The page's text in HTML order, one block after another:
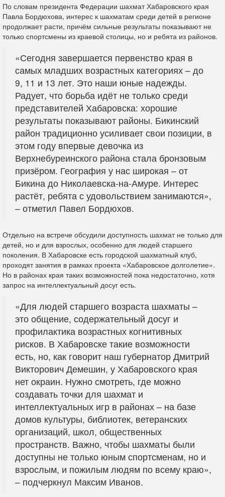
По словам президента Федерации шахмат Хабаровского края
Павла Бордюхова, интерес к шахматам среди детей в регионе
продолжает расти, причём сильные результаты показывают не
только спортсмены из краевой столицы, но и ребята из районов.
«Сегодня завершается первенство края в
самых младших возрастных категориях – до
9, 11 и 13 лет. Это наши юные надежды.
Радует, что борьба идёт не только среди
представителей Хабаровска: хорошие
результаты показывают районы. Бикинский
район традиционно усиливает свои позиции, в
этом году впервые девочка из
Верхнебуреинского района стала бронзовым
призёром. География у нас широкая – от
Бикина до Николаевска-на-Амуре. Интерес
растёт, ребята с удовольствием занимаются»,
– отметил Павел Бордюхов.
Отдельно на встрече обсудили доступность шахмат не только для
детей, но и для взрослых, особенно для людей старшего
поколения. В Хабаровске есть городской шахматный клуб,
проходят занятия в рамках проекта «Хабаровское долголетие».
Но в районах края таких возможностей пока недостаточно, хотя
запрос на интеллектуальный досуг есть.
«Для людей старшего возраста шахматы –
это общение, содержательный досуг и
профилактика возрастных когнитивных
рисков. В Хабаровске такие возможности
есть, но, как говорит наш губернатор Дмитрий
Викторович Демешин, у Хабаровского края
нет окраин. Нужно смотреть, где можно
создавать точки для шахмат и
интеллектуальных игр в районах – на базе
домов культуры, библиотек, ветеранских
организаций, школ, общественных
пространств. Важно, чтобы шахматы были
доступны не только юным спортсменам, но и
взрослым, и пожилым людям по всему краю»,
– подчеркнул Максим Иванов.